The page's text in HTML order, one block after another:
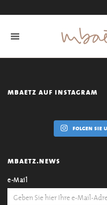
mbaetz auf instagram
folgen sie
mbaetz.news
e-Mail